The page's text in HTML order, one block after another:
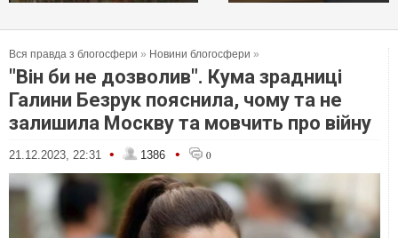
Вся правда з блогосфери » Новини блогосфери »
"Він би не дозволив". Кума зрадниці
Галини Безрук пояснила, чому та не
залишила Москву та мовчить про війну
21.12.2023, 22:31 • 1386 • 0